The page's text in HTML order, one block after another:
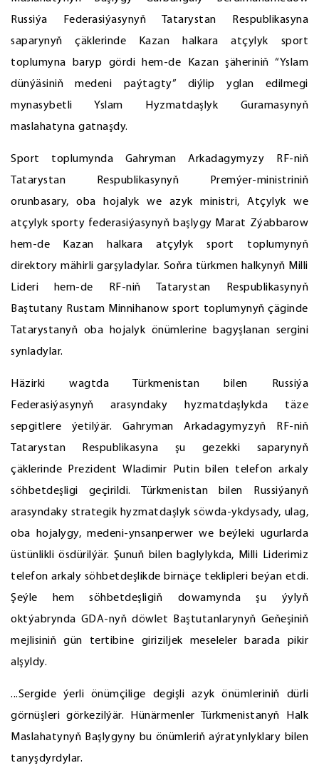
Russiýa Federasiýasynyň Tatarystan Respublikasyna
saparynyň çäklerinde Kazan halkara atçylyk sport
toplumyna baryp gördi hem-de Kazan şäheriniň “Yslam
dünýäsiniň medeni paýtagty” diýlip yglan edilmegi
mynasybetli Yslam Hyzmatdaşlyk Guramasynyň
maslahatyna gatnaşdy.
Sport toplumynda Gahryman Arkadagymyzy RF-niň
Tatarystan Respublikasynyň Premýer-ministriniň
orunbasary, oba hojalyk we azyk ministri, Atçylyk we
atçylyk sporty federasiýasynyň başlygy Marat Zýabbarow
hem-de Kazan halkara atçylyk sport toplumynyň
direktory mähirli garşyladylar. Soňra türkmen halkynyň Milli
Lideri hem-de RF-niň Tatarystan Respublikasynyň
Baştutany Rustam Minnihanow sport toplumynyň çäginde
Tatarystanyň oba hojalyk önümlerine bagyşlanan sergini
synladylar.
Häzirki wagtda Türkmenistan bilen Russiýa
Federasiýasynyň arasyndaky hyzmatdaşlykda täze
sepgitlere ýetilýär. Gahryman Arkadagymyzyň RF-niň
Tatarystan Respublikasyna şu gezekki saparynyň
çäklerinde Prezident Wladimir Putin bilen telefon arkaly
söhbetdeşligi geçirildi. Türkmenistan bilen Russiýanyň
arasyndaky strategik hyzmatdaşlyk söwda-ykdysady, ulag,
oba hojalygy, medeni-ynsanperwer we beýleki ugurlarda
üstünlikli ösdürilýär. Şunuň bilen baglylykda, Milli Liderimiz
telefon arkaly söhbetdeşlikde birnäçe teklipleri beýan etdi.
Şeýle hem söhbetdeşligiň dowamynda şu ýylyň
oktýabrynda GDA-nyň döwlet Baştutanlarynyň Geňeşiniň
mejlisiniň gün tertibine giriziljek meseleler barada pikir
alşyldy.
...Sergide ýerli önümçilige degişli azyk önümleriniň dürli
görnüşleri görkezilýär. Hünärmenler Türkmenistanyň Halk
Maslahatynyň Başlygyny bu önümleriň aýratynlyklary bilen
tanyşdyrdylar.